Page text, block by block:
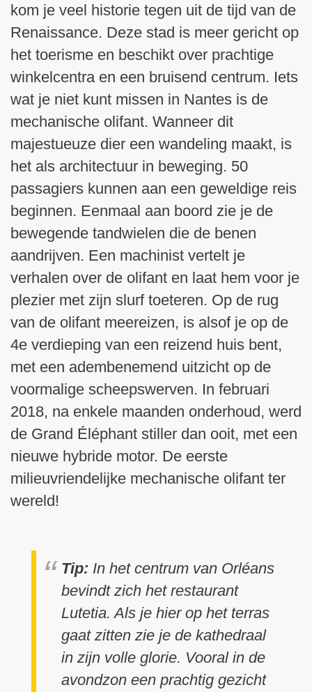
kom je veel historie tegen uit de tijd van de
Renaissance. Deze stad is meer gericht op
het toerisme en beschikt over prachtige
winkelcentra en een bruisend centrum. Iets
wat je niet kunt missen in Nantes is de
mechanische olifant. Wanneer dit
majestueuze dier een wandeling maakt, is
het als architectuur in beweging. 50
passagiers kunnen aan een geweldige reis
beginnen. Eenmaal aan boord zie je de
bewegende tandwielen die de benen
aandrijven. Een machinist vertelt je
verhalen over de olifant en laat hem voor je
plezier met zijn slurf toeteren. Op de rug
van de olifant meereizen, is alsof je op de
4e verdieping van een reizend huis bent,
met een adembenemend uitzicht op de
voormalige scheepswerven. In februari
2018, na enkele maanden onderhoud, werd
de Grand Éléphant stiller dan ooit, met een
nieuwe hybride motor. De eerste
milieuvriendelijke mechanische olifant ter
wereld!
Tip: In het centrum van Orléans
bevindt zich het restaurant
Lutetia. Als je hier op het terras
gaat zitten zie je de kathedraal
in zijn volle glorie. Vooral in de
avondzon een prachtig gezicht